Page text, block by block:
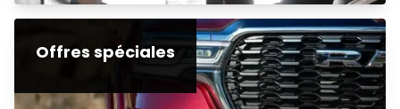
Offres spéciales